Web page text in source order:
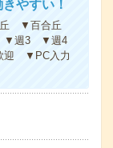
やすい！
丘 ▼百合丘
▼週3 ▼週4
迎 ▼PC入力